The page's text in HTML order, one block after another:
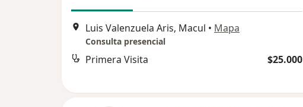
Luis Valenzuela Aris, Macul • Mapa
Consulta presencial
Primera Visita $25.000